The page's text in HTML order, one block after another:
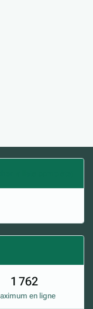
1 762
en ligne